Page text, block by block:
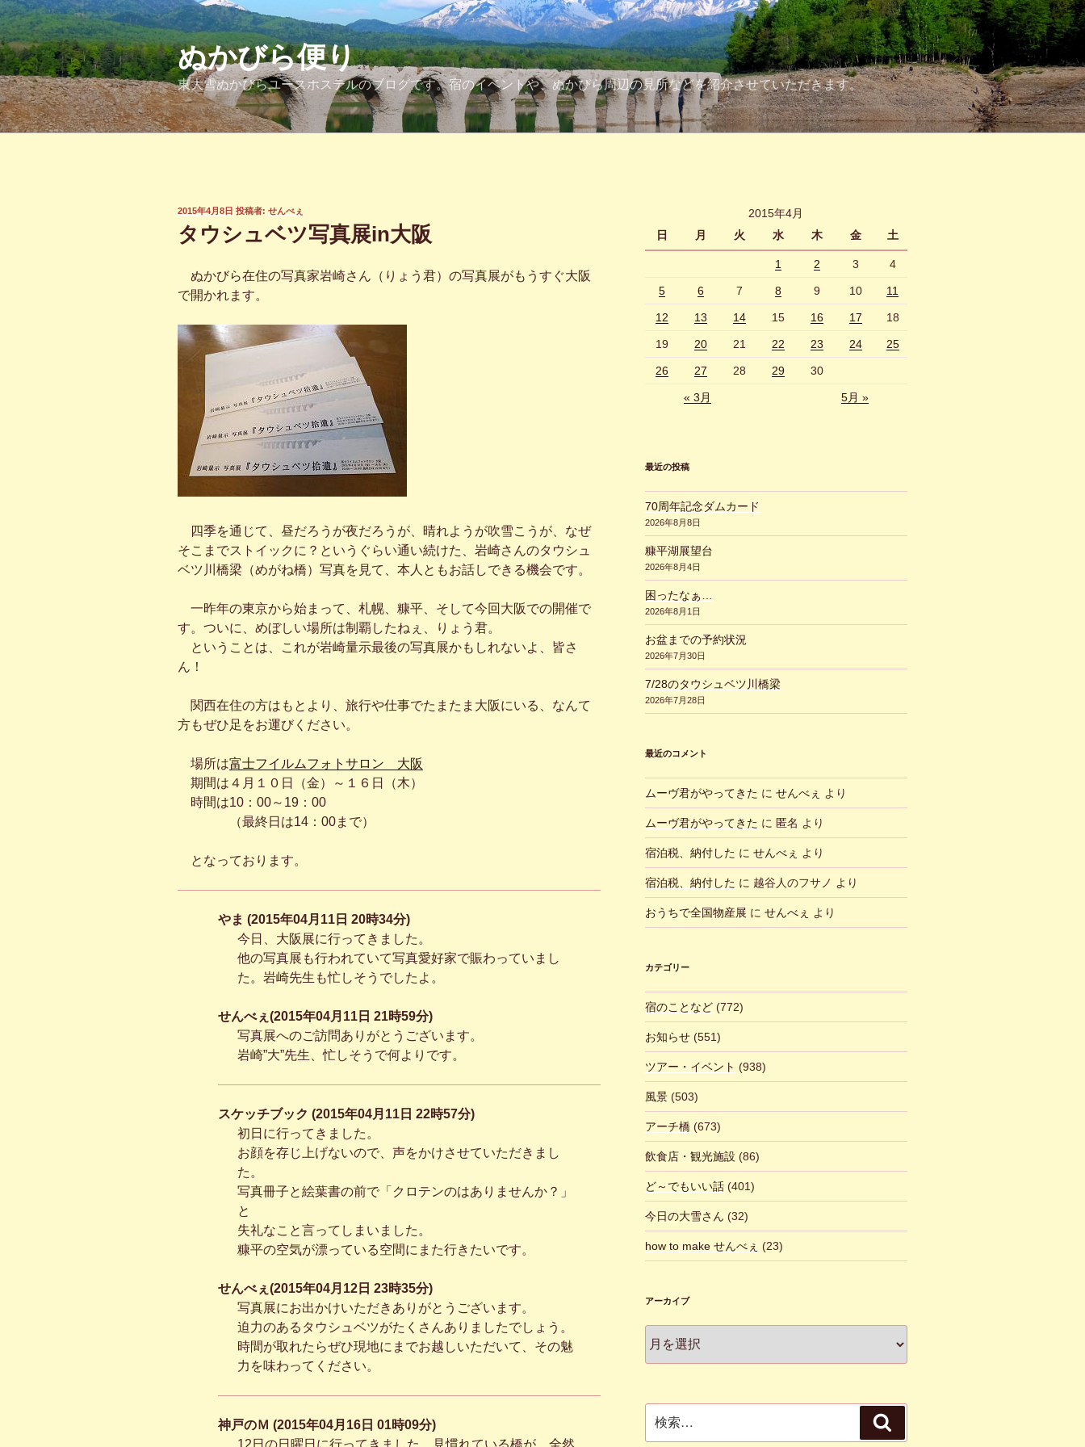
コ
ン
テ
ン
ツ
へ
ス
ぬかびら便り
東大雪ぬかびらユースホステルのブログです。宿のイベントや、ぬかびら周辺の見所などを紹介させていただきます。
投
日:
2015年4月8日 投稿者: せんべぇ
タウシュベツ写真展in大阪
ぬかびら在住の写真家岩崎さん（りょう君）の写真展がもうすぐ大阪
で開かれます。
四季を通じて、昼だろうが夜だろうが、晴れようが吹雪こうが、なぜ
そこまでストイックに？というぐらい通い続けた、岩崎さんのタウシュ
ベツ川橋梁（めがね橋）写真を見て、本人ともお話しできる機会です。
一昨年の東京から始まって、札幌、糠平、そして今回大阪での開催で
す。ついに、めぼしい場所は制覇したねぇ、りょう君。
ということは、これが岩崎量示最後の写真展かもしれないよ、皆さ
ん！
関西在住の方はもとより、旅行や仕事でたまたま大阪にいる、なんて
方もぜひ足をお運びください。
場所は富士フイルムフォトサロン 大阪
期間は４月１０日（金）～１６日（木）
時間は10：00～19：00
（最終日は14：00まで）
となっております。
やま (2015年04月11日 20時34分)
今日、大阪展に行ってきました。
他の写真展も行われていて写真愛好家で賑わっていまし
た。岩崎先生も忙しそうでしたよ。
せんべぇ(2015年04月11日 21時59分)
写真展へのご訪問ありがとうございます。
岩崎”大”先生、忙しそうで何よりです。
スケッチブック (2015年04月11日 22時57分)
初日に行ってきました。
お顔を存じ上げないので、声をかけさせていただきまし
た。
写真冊子と絵葉書の前で「クロテンのはありませんか？」
と
失礼なこと言ってしまいました。
糠平の空気が漂っている空間にまた行きたいです。
せんべぇ(2015年04月12日 23時35分)
写真展にお出かけいただきありがとうございます。
迫力のあるタウシュベツがたくさんありましたでしょう。
時間が取れたらぜひ現地にまでお越しいただいて、その魅
力を味わってください。
神戸のＭ (2015年04月16日 01時09分)
2015年4月
日
月 火 水 木 金 土
1 2 3 4
5 6 7 8 9 10 11
12 13 14 15 16 17 18
19 20 21 22 23 24 25
26 27 28 29 30
« 3月 5月 »
最近の投稿
70周年記念ダムカード
2026年8月8日
糠平湖展望台
2026年8月4日
困ったなぁ…
2026年8月1日
お盆までの予約状況
2026年7月30日
7/28のタウシュベツ川橋梁
2026年7月28日
最近のコメント
ムーヴ君がやってきた に せんべぇ より
ムーヴ君がやってきた に 匿名 より
宿泊税、納付した に せんべぇ より
宿泊税、納付した に 越谷人のフサノ より
おうちで全国物産展 に せんべぇ より
カテゴリー
宿のことなど(772)
お知らせ(551)
ツアー・イベント (938)
風景(503)
アーチ橋(673)
飲食店・観光施設 (86)
ど～でもいい話(401)
今日の大雪さん (32)
how to make せんべぇ (23)
アーカイブ
ー
ブ
索:
索